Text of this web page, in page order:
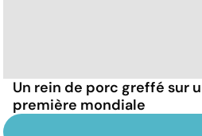
Un rein de porc greffé sur
première mondiale